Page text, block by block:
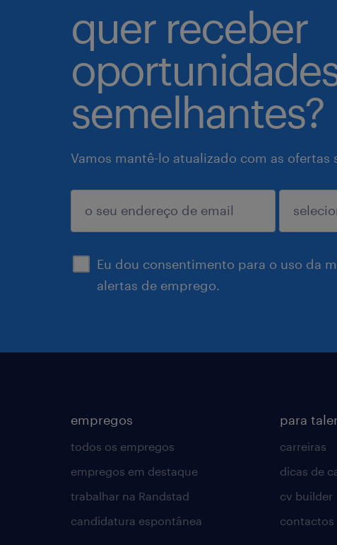
quer receber
semelhantes?
Vamos mantê-lo atualizado com as ofertas
Eu dou consentimento para o uso da
alertas de emprego.
enviar
empregos
todos os empregos
empregos em destaque
trabalhar na Randstad
candidatura espontânea
para
carreiras
dicas de
cv builder
contactos